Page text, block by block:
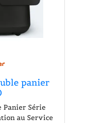
panier
Panier Série
au Service